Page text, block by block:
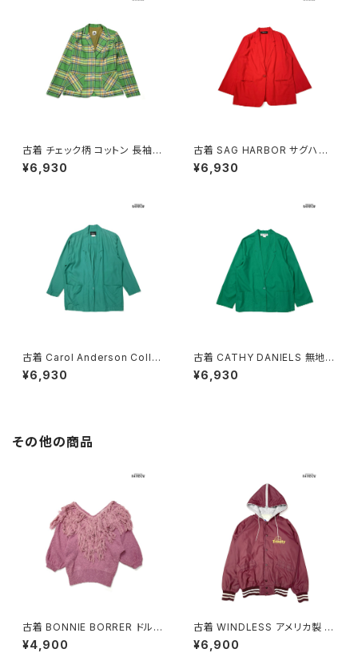
古着 チェック柄 コットン 長袖
アウター テーラード ジャケット
緑 (ttu2603128)
¥6,930
古着 SAG HARBOR サグハー
バー 無地 コットン 長袖 アウタ
ー テーラードジャケット 赤 (ttu
¥6,930
古着 Carol Anderson Colle
ction キャロルアンダーソンコ
レクション アメリカ製 無地 長袖
¥6,930
古着 CATHY DANIELS 無地
コットン100％ 長袖 アウター テ
ーラードジャケット 緑 (ttu260
¥6,930
その他の商品
古着 BONNIE BORRER ドルマ
ンスリーブ フリンジ 無地 シルク
長袖 ニット セーター ピンク (ttu
¥4,900
古着 WINDLESS アメリカ製 前
開き 無地 ワンポイント ナイロ
ン100％ 長袖 アウター ライトジ
¥6,900